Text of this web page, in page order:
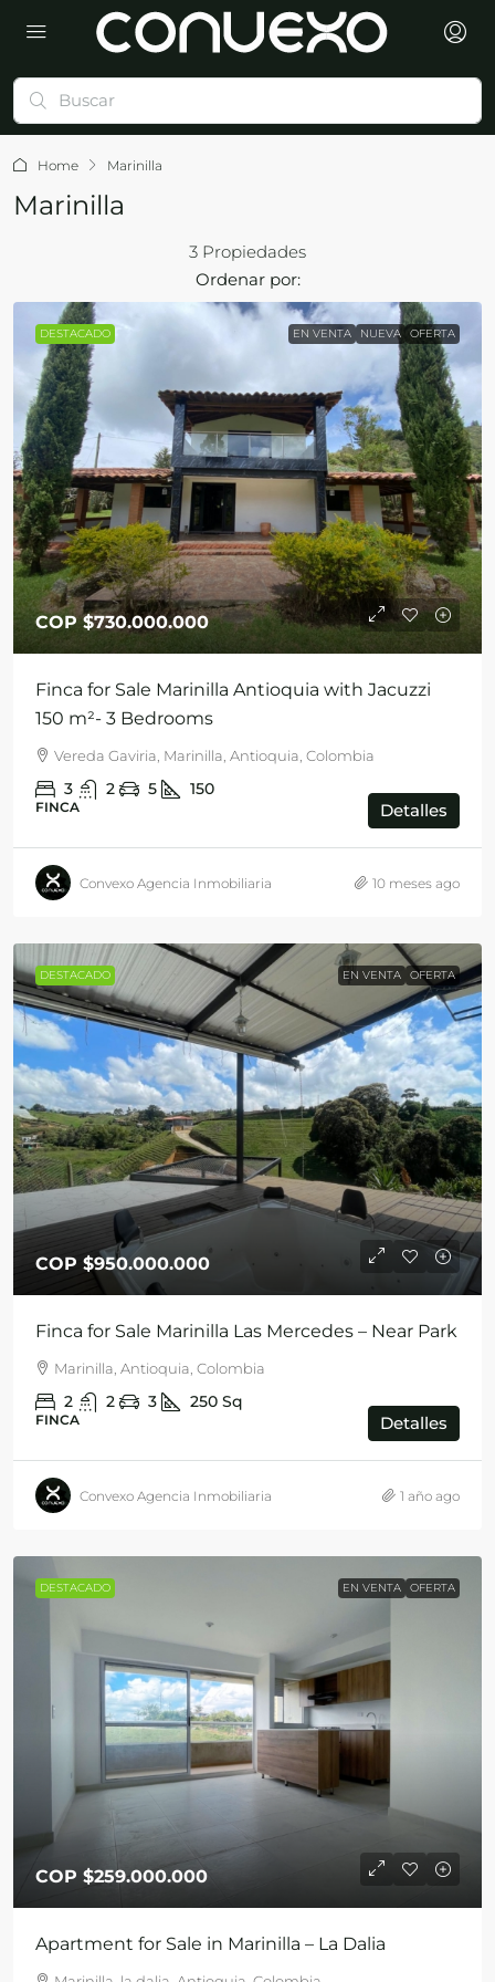
Home Marinilla
Marinilla
3 Propiedades
Ordenar por:
DESTACADO EN VENTA NUEVA OFERTA
COP$730.000.000
Finca for Sale Marinilla Antioquia with Jacuzzi
150 m²- 3 Bedrooms
Vereda Gaviria, Marinilla, Antioquia, Colombia
3 2 5 150
FINCA Detalles
Convexo Agencia Inmobiliaria 10 meses ago
DESTACADO EN VENTA OFERTA
COP $950.000.000
Finca for Sale Marinilla Las Mercedes – Near Park
Marinilla, Antioquia, Colombia
2 2 3 250 Sq
FINCA Detalles
Convexo Agencia Inmobiliaria 1 año ago
DESTACADO EN VENTA OFERTA
COP $259.000.000
Apartment for Sale in Marinilla – La Dalia